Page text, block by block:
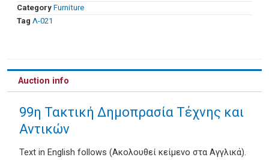
Category Furniture
Tag Λ-021
Auction info
99η Τακτική Δημοπρασία Τέχνης και
Αντικών
Text in English follows (Ακολουθεί κείμενο στα Αγγλικά).